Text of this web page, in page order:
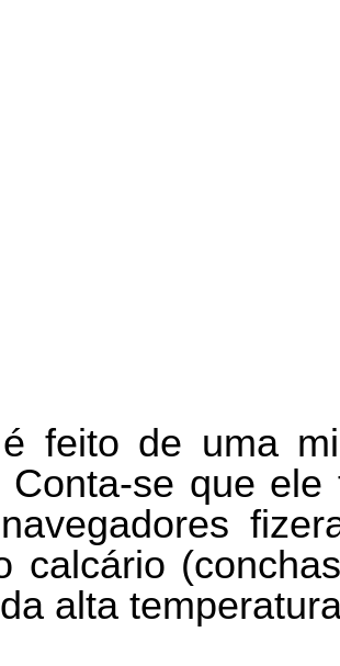
feito de uma
Conta-se que
calcário
alta